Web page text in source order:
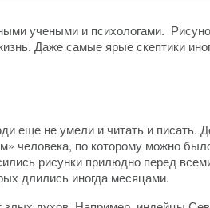
учеными и психологами.
Даже самые ярые скептики
еще не умели и читать и
человека, по которому можно
рисунки прилюдно перед
длились иногда месяцами.